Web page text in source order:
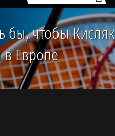
бы, чтобы Кисляк
в Европе